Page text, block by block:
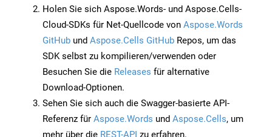
Holen Sie sich Aspose.Words- und Aspose.Cells-
Cloud-SDKs für Net-Quellcode von Aspose.Words
GitHub und Aspose.Cells GitHub Repos, um das
SDK selbst zu kompilieren/verwenden oder
Besuchen Sie die Releases für alternative
Download-Optionen.
Sehen Sie sich auch die Swagger-basierte API-
Referenz für Aspose.Words und Aspose.Cells, um
mehr über die REST-API zu erfahren.